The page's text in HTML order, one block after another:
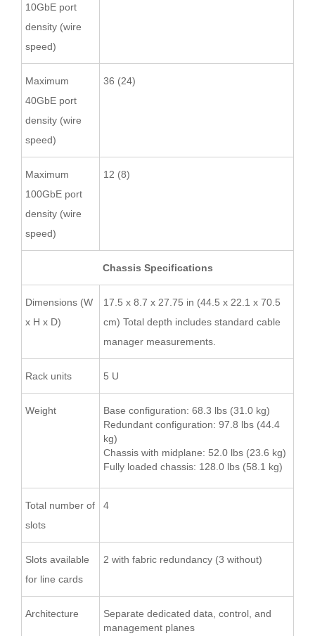
10GbE port
density (wire
speed)
Maximum
40GbE port
density (wire
speed)
36 (24)
Maximum
100GbE port
density (wire
speed)
12 (8)
Chassis Specifications
Dimensions (W
x H x D)
17.5 x 8.7 x 27.75 in (44.5 x 22.1 x 70.5
cm) Total depth includes standard cable
manager measurements.
Rack units 5 U
Weight
Base configuration: 68.3 lbs (31.0 kg)
Redundant configuration: 97.8 lbs (44.4
kg)
Chassis with midplane: 52.0 lbs (23.6 kg)
Fully loaded chassis: 128.0 lbs (58.1 kg)
Total number of
slots
4
Slots available
for line cards
2 with fabric redundancy (3 without)
Architecture
Separate dedicated data, control, and
management planes